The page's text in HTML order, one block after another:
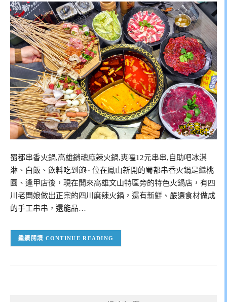
蜀都串香火鍋,高雄銷魂麻辣火鍋,爽嗑12元串串,自助吧冰淇
淋、白飯、飲料吃到飽~ 位在鳳山新開的蜀都串香火鍋是繼桃
園、逢甲店後，現在開來高雄文山特區旁的特色火鍋店，有四
川老闆娘做出正宗的四川麻辣火鍋，還有新鮮、嚴選食材做成
的手工串串，還能品…
CONTINUE READING